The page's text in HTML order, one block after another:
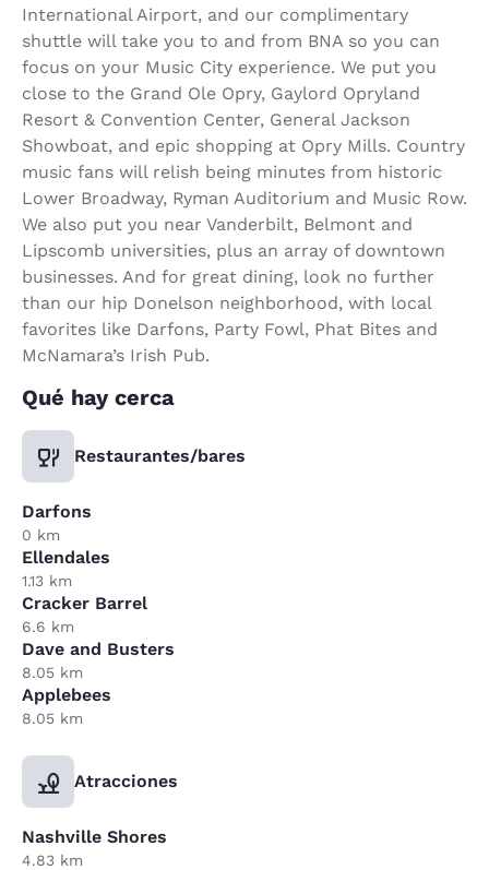
International Airport, and our complimentary
shuttle will take you to and from BNA so you can
focus on your Music City experience. We put you
close to the Grand Ole Opry, Gaylord Opryland
Resort & Convention Center, General Jackson
Showboat, and epic shopping at Opry Mills. Country
music fans will relish being minutes from historic
Lower Broadway, Ryman Auditorium and Music Row.
We also put you near Vanderbilt, Belmont and
Lipscomb universities, plus an array of downtown
businesses. And for great dining, look no further
than our hip Donelson neighborhood, with local
favorites like Darfons, Party Fowl, Phat Bites and
McNamara’s Irish Pub.
Qué hay cerca
Restaurantes/bares
Darfons
0 km
Ellendales
1.13 km
Cracker Barrel
6.6 km
Dave and Busters
8.05 km
Applebees
8.05 km
Atracciones
Nashville Shores
4.83 km